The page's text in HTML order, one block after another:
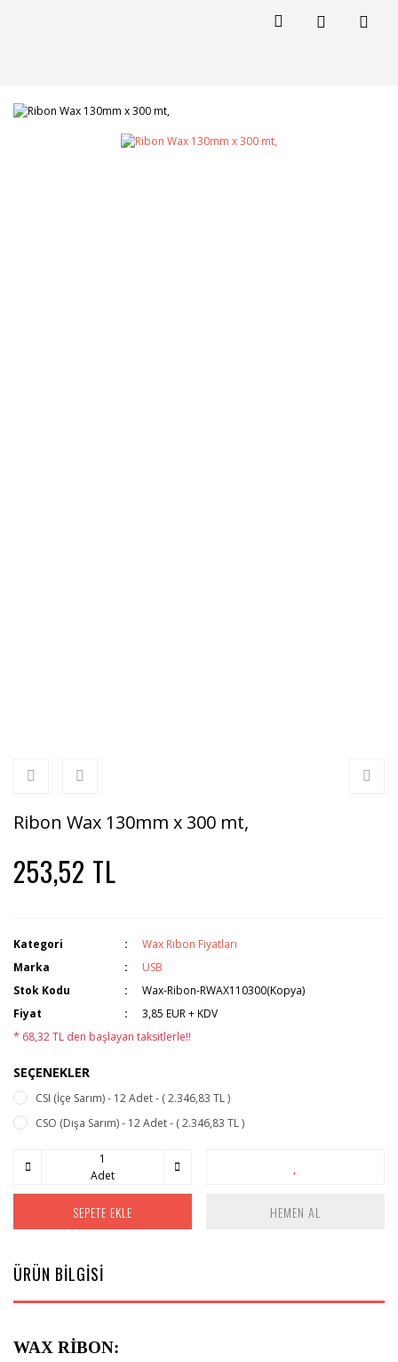
Ribon Wax 130mm x 300 mt,
253,52 TL
Kategori
Wax Ribon Fiyatları
Marka
USB
Stok Kodu
Wax-Ribon-RWAX110300(Kopya)
Fiyat
3,85 EUR + KDV
* 68,32 TL den başlayan taksitlerle!!
SEÇENEKLER
CSI (İçe Sarım) - 12 Adet - ( 2.346,83 TL )
CSO (Dışa Sarım) - 12 Adet - ( 2.346,83 TL )
Adet
SEPETE EKLE HEMEN AL
ÜRÜN BİLGİSİ
WAX RİBON: